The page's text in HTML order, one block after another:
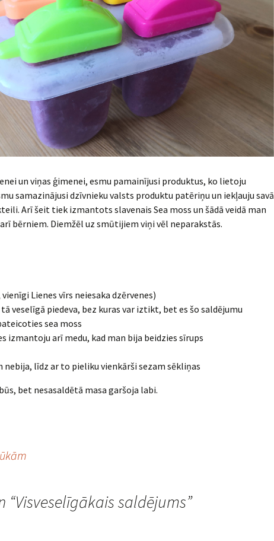
un viņas ģimenei, esmu pamainījusi produktus, ko lietoju
samazinājusi dzīvnieku valsts produktu patēriņu un iekļauju savā
Arī šeit tiek izmantots slavenais Sea moss un šādā veidā man
bērniem. Diemžēl uz smūtijiem viņi vēl neparakstās.
Lienes vīrs neiesaka dzērvenes)
tā veselīgā piedeva, bez kuras var iztikt, bet es šo saldējumu
sea moss
izmantoju arī medu, kad man bija beidzies sīrups
nebija, līdz ar to pieliku vienkārši sezam sēkliņas
bet nesasaldētā masa garšoja labi.
“Visveselīgākais saldējums”